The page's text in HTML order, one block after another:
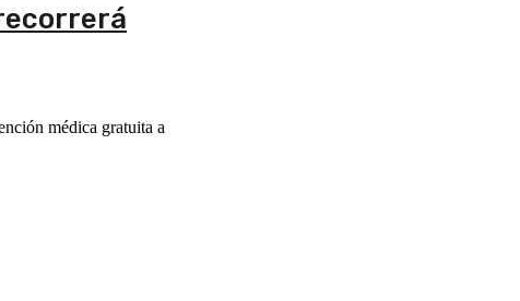
médica gratuita a